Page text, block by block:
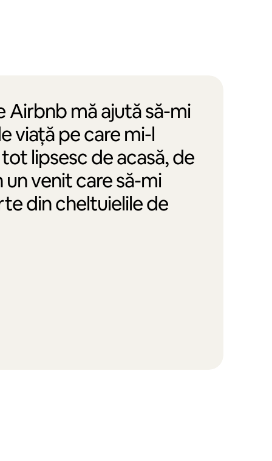
Airbnb mă ajută să-mi
viață pe care mi-l
lipsesc de acasă, de
un venit care să-mi
din cheltuielile de